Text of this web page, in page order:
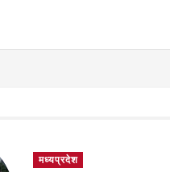
मध्यप्रदेश